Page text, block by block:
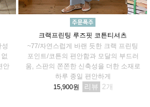
안
크랙프린팅 루즈핏 코튼티셔츠
~77/자연스럽게 바랜 듯한 크랙 프린팅
포인트/코튼의 편안함과 모달의 부드러
움, 스판의 쫀쫀한 신축성을 더한 소재로
하루 종일 편안하게
15,900원
리뷰 2